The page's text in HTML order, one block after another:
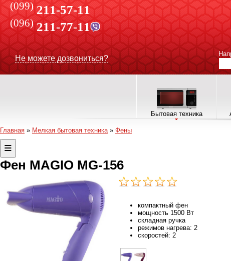
(099) 211-57-11
(096)211-77-11
Не можете дозвониться?
Бытовая техника
Главная » Мелкая бытовая техника» Фены
Фен MAGIO MG-156
компактный фен
мощность 1500 Вт
складная ручка
режимов нагрева: 2
скоростей: 2